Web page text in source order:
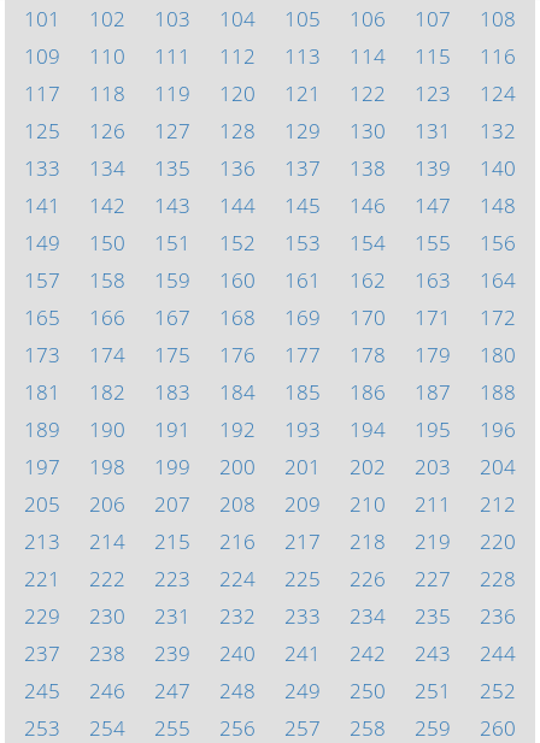
101
102 103 104 105 106 107
108
109
110 111 112 113 114 115
116
117
118 119 120 121 122 123
124
125
126 127 128 129 130 131
132
133
134 135 136 137 138 139
140
141
142 143 144 145 146 147
148
149
150 151 152 153 154 155
156
157
158 159 160 161 162 163
164
165
166 167 168 169 170 171
172
173
174 175 176 177 178 179
180
181
182 183 184 185 186 187
188
189
190 191 192 193 194 195
196
197
198 199 200 201 202 203
204
205
206 207 208 209 210 211
212
213
214 215 216 217 218 219
220
221
222 223 224 225 226 227
228
229
230 231 232 233 234 235
236
237
238 239 240 241 242 243
244
245
246 247 248 249 250 251
252
253
254 255 256 257 258 259
260